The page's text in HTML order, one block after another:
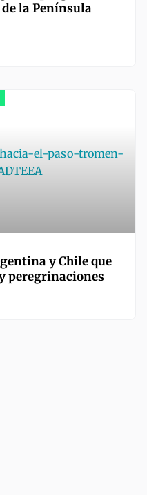
la Península
y Chile que
peregrinaciones